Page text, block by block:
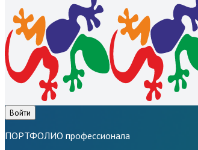
Войти
ПОРТФОЛИО профессионала